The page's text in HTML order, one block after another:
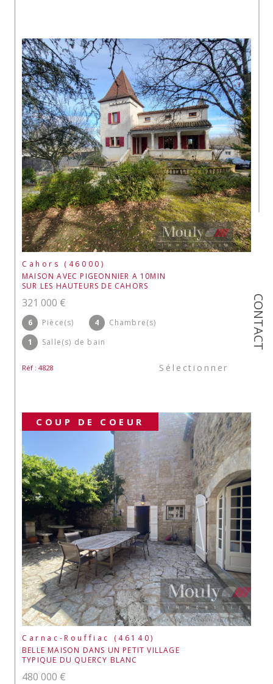
CONTACT
Cahors (46000)
MAISON AVEC PIGEONNIER A 10MIN
SUR LES HAUTEURS DE CAHORS
321 000 €
6 Pièce(s) 4
Chambre(s)
1
Salle(s) de bain
Réf : 4828 Sélectionner
COUP DE COEUR
Carnac-Rouffiac (46140)
BELLE MAISON DANS UN PETIT VILLAGE
TYPIQUE DU QUERCY BLANC
480 000 €